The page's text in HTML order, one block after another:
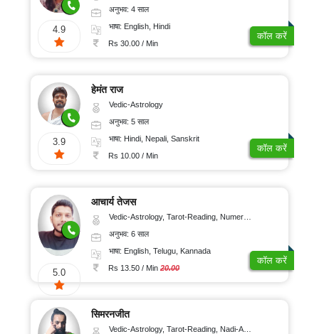
4.9
अनुभव: 4 साल
भाषा: English, Hindi
Rs 30.00 / Min
कॉल करें
3.9
हेमंत राज
Vedic-Astrology
अनुभव: 5 साल
भाषा: Hindi, Nepali, Sanskrit
Rs 10.00 / Min
कॉल करें
5.0
आचार्य तेजस
Vedic-Astrology, Tarot-Reading, Numerology, Vasthu, Fengshui, Nadi-Astrology, Psychology, Medical-Astrology, Tree-Astrology, Prashna-Kundali
अनुभव: 6 साल
भाषा: English, Telugu, Kannada
Rs 13.50 / Min20.00
कॉल करें
सिमरनजीत
Vedic-Astrology, Tarot-Reading, Nadi-Astrology, Psychology, Prashna-Kundali